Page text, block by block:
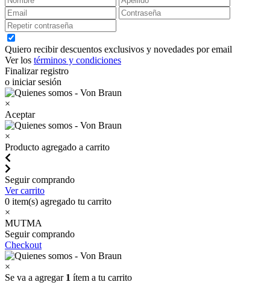
Quiero recibir descuentos exclusivos y novedades por email
Ver los términos y condiciones
Finalizar registro
o iniciar sesión
×
Aceptar
×
Producto agregado a carrito
Seguir comprando
Ver carrito
0 item(s) agregado tu carrito
×
MUTMA
Seguir comprando
Checkout
×
Se va a agregar 1 ítem a tu carrito